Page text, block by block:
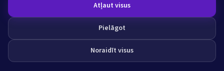
Atļaut visus
Pielāgot
Noraidīt visus